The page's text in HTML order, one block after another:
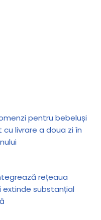
pentru bebeluși
livrare a doua zi în
rețeaua
extinde substanțial